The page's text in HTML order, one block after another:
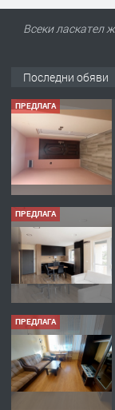
Всеки ласкател
Последни обяви
ПРЕДЛАГА
ПРЕДЛАГА
ПРЕДЛАГА